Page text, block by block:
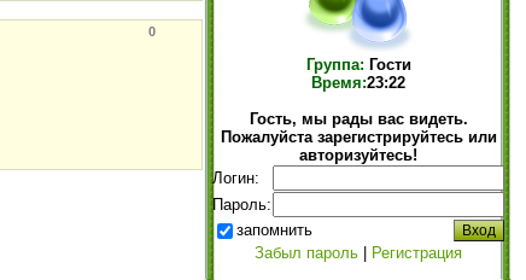
0
Группа: Гости
Время:23:22
Гость, мы рады вас видеть.
Пожалуйста зарегистрируйтесь или
авторизуйтесь!
Логин:
Пароль:
запомнить
Забыл пароль
Регистрация